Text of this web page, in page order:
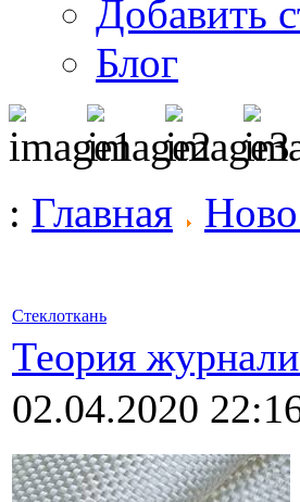
Добавить
Блог
: Главная
Стеклоткань
Теория
02.04.2020